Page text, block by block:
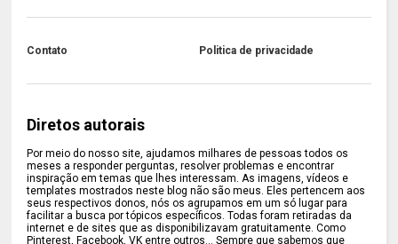
Contato Politica de privacidade
Diretos autorais
Por meio do nosso site, ajudamos milhares de pessoas todos os
meses a responder perguntas, resolver problemas e encontrar
inspiração em temas que lhes interessam. As imagens, vídeos e
templates mostrados neste blog não são meus. Eles pertencem aos
seus respectivos donos, nós os agrupamos em um só lugar para
facilitar a busca por tópicos específicos. Todas foram retiradas da
internet e de sites que as disponibilizavam gratuitamente. Como
Pinterest, Facebook, VK entre outros... Sempre que sabemos que